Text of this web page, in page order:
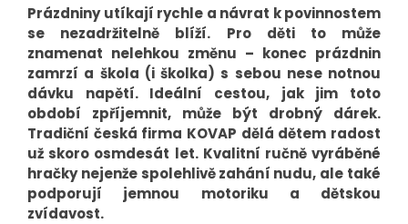
Prázdniny utíkají rychle a návrat k povinnostem
se nezadržitelně blíží. Pro děti to může
znamenat nelehkou změnu – konec prázdnin
zamrzí a škola (i školka) s sebou nese notnou
dávku napětí. Ideální cestou, jak jim toto
období zpříjemnit, může být drobný dárek.
Tradiční česká firma KOVAP dělá dětem radost
už skoro osmdesát let. Kvalitní ručně vyráběné
hračky nejenže spolehlivě zahání nudu, ale také
podporují jemnou motoriku a dětskou
zvídavost.